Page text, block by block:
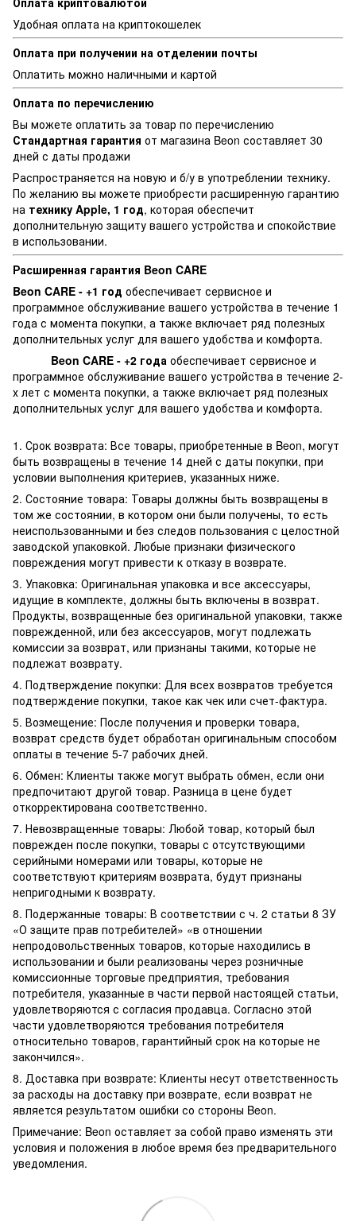
Удобная оплата на криптокошелек
Оплата при получении на отделении почты
Оплатить можно наличными и картой
Оплата по перечислению
Вы можете оплатить за товар по перечислению
Стандартная гарантия от магазина Beon составляет 30
дней с даты продажи
Распространяется на новую и б/у в употреблении технику.
По желанию вы можете приобрести расширенную гарантию
на технику Apple, 1 год, которая обеспечит
дополнительную защиту вашего устройства и спокойствие
в использовании.
Расширенная гарантия Beon CARE
Beon CARE - +1 год обеспечивает сервисное и
программное обслуживание вашего устройства в течение 1
года с момента покупки, а также включает ряд полезных
дополнительных услуг для вашего удобства и комфорта.
Beon CARE - +2 года обеспечивает сервисное и
программное обслуживание вашего устройства в течение 2-
х лет с момента покупки, а также включает ряд полезных
дополнительных услуг для вашего удобства и комфорта.
1. Срок возврата: Все товары, приобретенные в Beon, могут
быть возвращены в течение 14 дней с даты покупки, при
условии выполнения критериев, указанных ниже.
2. Состояние товара: Товары должны быть возвращены в
том же состоянии, в котором они были получены, то есть
неиспользованными и без следов пользования с целостной
заводской упаковкой. Любые признаки физического
повреждения могут привести к отказу в возврате.
3. Упаковка: Оригинальная упаковка и все аксессуары,
идущие в комплекте, должны быть включены в возврат.
Продукты, возвращенные без оригинальной упаковки, также
поврежденной, или без аксессуаров, могут подлежать
комиссии за возврат, или признаны такими, которые не
подлежат возврату.
4. Подтверждение покупки: Для всех возвратов требуется
подтверждение покупки, такое как чек или счет-фактура.
5. Возмещение: После получения и проверки товара,
возврат средств будет обработан оригинальным способом
оплаты в течение 5-7 рабочих дней.
6. Обмен: Клиенты также могут выбрать обмен, если они
предпочитают другой товар. Разница в цене будет
откорректирована соответственно.
7. Невозвращенные товары: Любой товар, который был
поврежден после покупки, товары с отсутствующими
серийными номерами или товары, которые не
соответствуют критериям возврата, будут признаны
непригодными к возврату.
8. Подержанные товары: В соответствии с ч. 2 статьи 8 ЗУ
«О защите прав потребителей» «в отношении
непродовольственных товаров, которые находились в
использовании и были реализованы через розничные
комиссионные торговые предприятия, требования
потребителя, указанные в части первой настоящей статьи,
удовлетворяются с согласия продавца. Согласно этой
части удовлетворяются требования потребителя
относительно товаров, гарантийный срок на которые не
закончился».
8. Доставка при возврате: Клиенты несут ответственность
за расходы на доставку при возврате, если возврат не
является результатом ошибки со стороны Beon.
Примечание: Beon оставляет за собой право изменять эти
условия и положения в любое время без предварительного
уведомления.